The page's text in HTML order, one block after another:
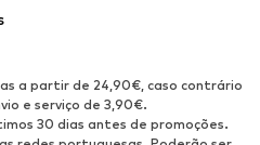
a partir de 24,90€, caso contrário
e serviço de 3,90€.
30 dias antes de promoções.